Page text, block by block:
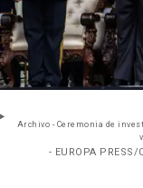
Archivo - Ceremonia de
- EUROPA PRESS/